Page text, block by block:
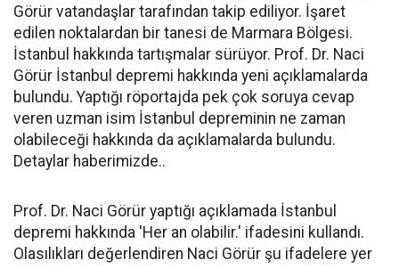
Görür vatandaşlar tarafından takip ediliyor. İşaret
edilen noktalardan bir tanesi de Marmara Bölgesi.
İstanbul hakkında tartışmalar sürüyor. Prof. Dr. Naci
Görür İstanbul depremi hakkında yeni açıklamalarda
bulundu. Yaptığı röportajda pek çok soruya cevap
veren uzman isim İstanbul depreminin ne zaman
olabileceği hakkında da açıklamalarda bulundu.
Detaylar haberimizde..
Prof. Dr. Naci Görür yaptığı açıklamada İstanbul
depremi hakkında 'Her an olabilir.' ifadesini kullandı.
Olasılıkları değerlendiren Naci Görür şu ifadelere yer